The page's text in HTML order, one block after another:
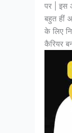
पर | इस
बहुत हीं
के लिए
कैरियर